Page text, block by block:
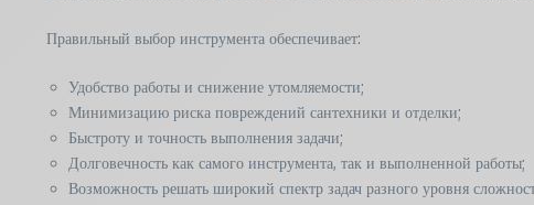
Правильный выбор инструмента обеспечивает:
Удобство работы и снижение утомляемости;
Минимизацию риска повреждений сантехники и отделки;
Быстроту и точность выполнения задачи;
Долговечность как самого инструмента, так и выполненной работы;
Возможность решать широкий спектр задач разного уровня